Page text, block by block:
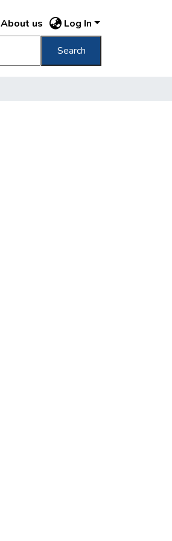
About us Log In
Search